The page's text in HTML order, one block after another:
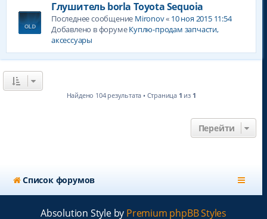
Глушитель borla Toyota Sequoia
Последнее сообщение Mironov« 10 ноя 2015 11:54
Добавлено в форумеКуплю-продам запчасти,
аксессуары
Найдено 104 результата • Страница 1 из 1
Перейти
Список форумов
Absolution Style by Premium phpBB Styles